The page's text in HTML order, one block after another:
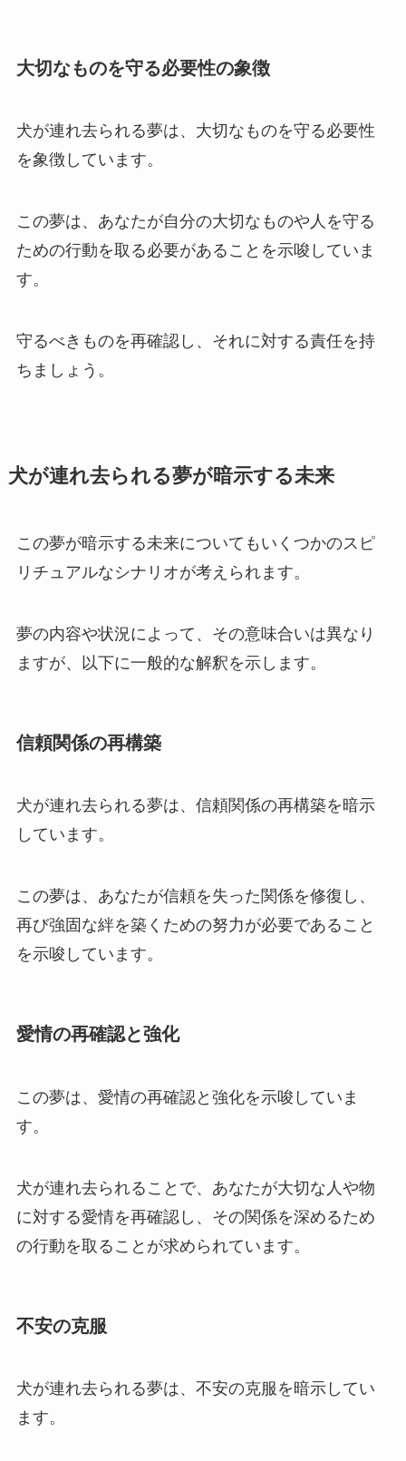
大切なものを守る必要性の象徴
犬が連れ去られる夢は、大切なものを守る必要性
を象徴しています。
この夢は、あなたが自分の大切なものや人を守る
ための行動を取る必要があることを示唆していま
す。
守るべきものを再確認し、それに対する責任を持
ちましょう。
犬が連れ去られる夢が暗示する未来
この夢が暗示する未来についてもいくつかのスピ
リチュアルなシナリオが考えられます。
夢の内容や状況によって、その意味合いは異なり
ますが、以下に一般的な解釈を示します。
信頼関係の再構築
犬が連れ去られる夢は、信頼関係の再構築を暗示
しています。
この夢は、あなたが信頼を失った関係を修復し、
再び強固な絆を築くための努力が必要であること
を示唆しています。
愛情の再確認と強化
この夢は、愛情の再確認と強化を示唆していま
す。
犬が連れ去られることで、あなたが大切な人や物
に対する愛情を再確認し、その関係を深めるため
の行動を取ることが求められています。
不安の克服
犬が連れ去られる夢は、不安の克服を暗示してい
ます。